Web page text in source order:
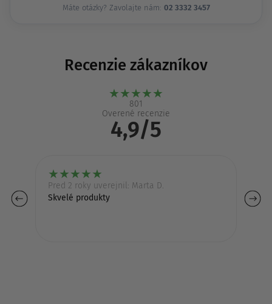
Máte otázky? Zavolajte nám: 02 3332 3457
Recenzie zákazníkov
★★★★★
801
Overené recenzie
4,9/5
★★★★★
Pred 2 roky uverejnil: Marta D.
Skvelé produkty